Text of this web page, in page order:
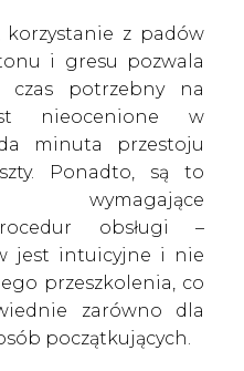
z padów
i gresu pozwala
czas potrzebny na
nieocenione w
minuta przestoju
Ponadto, są to
wymagające
obsługi –
jest intuicyjne i nie
przeszkolenia, co
zarówno dla
początkujących.